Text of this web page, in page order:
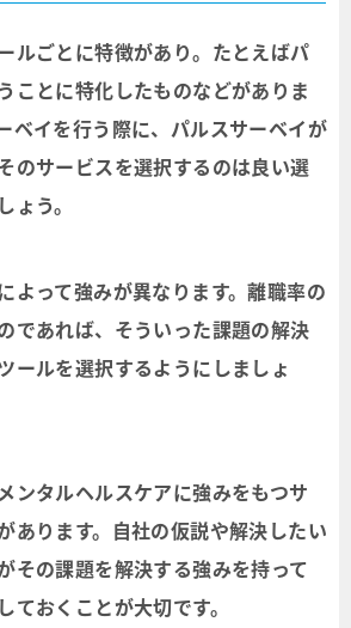
ルごとに特徴があり。たとえばパ
ことに特化したものなどがありま
ベイを行う際に、パルスサーベイが
のサービスを選択するのは良い選
う。
よって強みが異なります。離職率の
であれば、そういった課題の解決
ールを選択するようにしましょ
ンタルヘルスケアに強みをもつサ
あります。自社の仮説や解決したい
その課題を解決する強みを持って
ておくことが大切です。